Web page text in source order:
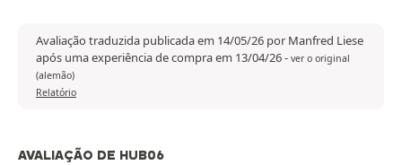
Avaliação traduzida publicada em 14/05/26 por Manfred Liese
após uma experiência de compra em 13/04/26- ver o original
(alemão)
Relatório
AVALIAÇÃO DE HUB06